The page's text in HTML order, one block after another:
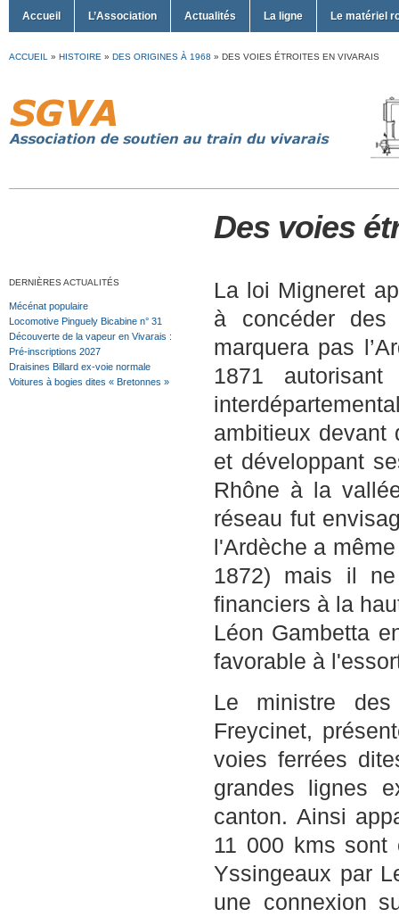
Accueil L’Association Actualités La ligne Le matériel
ACCUEIL » HISTOIRE » DES ORIGINES À 1968 » DES VOIES ÉTROITES EN VIVARAIS
Des voies
DERNIÈRES ACTUALITÉS
Mécénat populaire
Locomotive Pinguely Bicabine n° 31
Découverte de la vapeur en Vivarais :
Pré-inscriptions 2027
Draisines Billard ex-voie normale
Voitures à bogies dites « Bretonnes »
La loi Migneret
à concéder
marquera pas
1871
ambitieux devant
et développant
Rhône à la
réseau fut
l'Ardèche a
1872) mais il
financiers à la
Léon Gambetta
favorable à
Le ministre
Freycinet,
voies ferrées
grandes lignes
canton. Ainsi
11 000 kms sont
Yssingeaux par
une connexion